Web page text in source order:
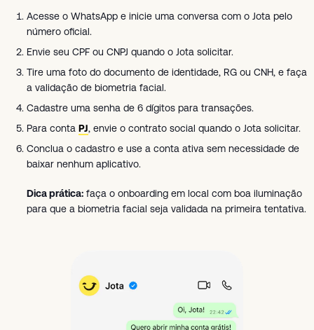
Acesse o WhatsApp e inicie uma conversa com o Jota pelo
número oficial.
Envie seu CPF ou CNPJ quando o Jota solicitar.
Tire uma foto do documento de identidade, RG ou CNH, e faça
a validação de biometria facial.
Cadastre uma senha de 6 dígitos para transações.
Para conta PJ, envie o contrato social quando o Jota solicitar.
Conclua o cadastro e use a conta ativa sem necessidade de
baixar nenhum aplicativo.
Dica prática: faça o onboarding em local com boa iluminação
para que a biometria facial seja validada na primeira tentativa.